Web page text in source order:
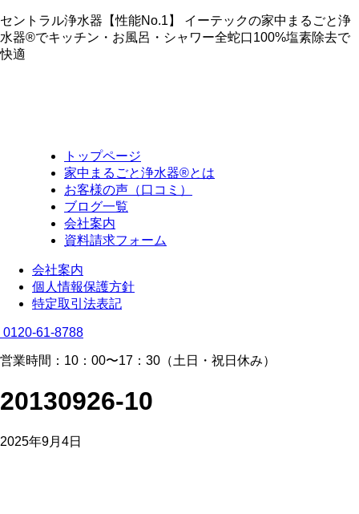
セントラル浄水器【性能No.1】 イーテックの家中まるごと浄
水器®でキッチン・お風呂・シャワー全蛇口100%塩素除去で
快適
トップページ
家中まるごと浄水器®とは
お客様の声（口コミ）
ブログ一覧
会社案内
資料請求フォーム
会社案内
個人情報保護方針
特定取引法表記
0120-61-8788
営業時間：10：00〜17：30（土日・祝日休み）
20130926-10
2025年9月4日